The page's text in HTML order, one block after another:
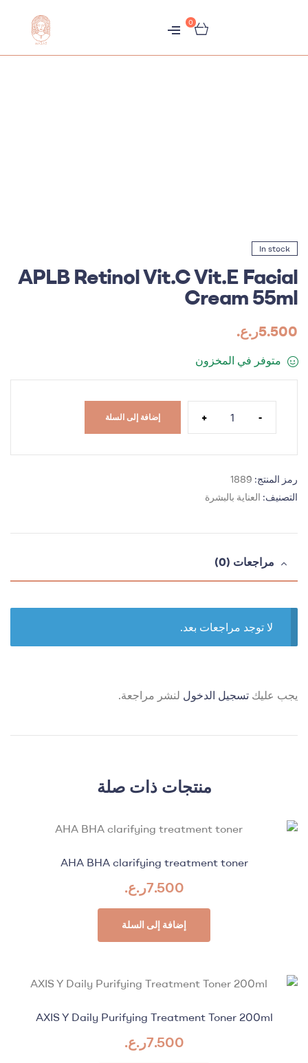
0
متجر
In stock
APLB Retinol Vit.C Vit.E Facial
Cream 55ml
5.500ر.ع.
متوفر في المخزون
-
+ إضافة إلى السلة
رمز المنتج: 1889
التصنيف: العناية بالبشرة
مراجعات (0)
لا توجد مراجعات بعد.
يجب عليك تسجيل الدخول لنشر مراجعة.
منتجات ذات صلة
AHA BHA clarifying treatment toner
7.500ر.ع.
إضافة إلى السلة
AXIS Y Daily Purifying Treatment Toner 200ml
7.500ر.ع.